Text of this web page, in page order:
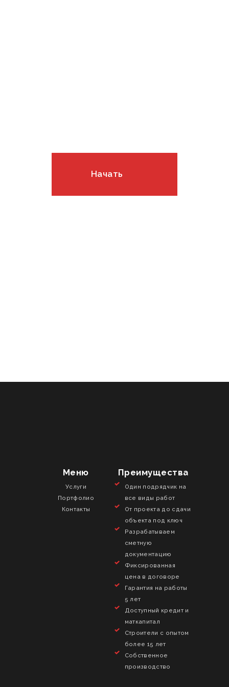
Начать
Меню
Услуги
Портфолио
Контакты
Преимущества
Один подрядчик на
все виды работ
От проекта до сдачи
объекта под ключ
Разрабатываем
сметную
документацию
Фиксированная
цена в договоре
Гарантия на работы
5 лет
Доступный кредит и
маткапитал
Строители с опытом
более 15 лет
Собственное
производство